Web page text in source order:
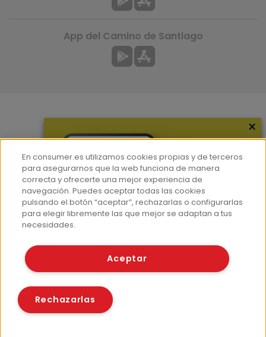
Hemeroteca
Contacto
Prensa
Corpus Lingüístico Consumer
App del Camino de Santiago
© Fundación EROSKI
Políticas de cookies
×
En consumer.es utilizamos cookies propias y de terceros
para asegurarnos que la web funciona de manera
correcta y ofrecerte una mejor experiencia de
navegación. Puedes aceptar todas las cookies
pulsando el botón “aceptar”, rechazarlas o configurarlas
para elegir libremente las que mejor se adaptan a tus
necesidades.
Aceptar
Rechazarlas